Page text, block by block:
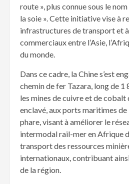
route », plus connue sous le
la soie ». Cette initiative vise à
infrastructures de transport et
commerciaux entre l’Asie,
du monde.
Dans ce cadre, la Chine s’est
chemin de fer Tazara, long de
les mines de cuivre et de cobalt
enclavé, aux ports maritimes
phare, visant à améliorer le
intermodal rail-mer en Afrique
transport des ressources
internationaux, contribuant
de la région.